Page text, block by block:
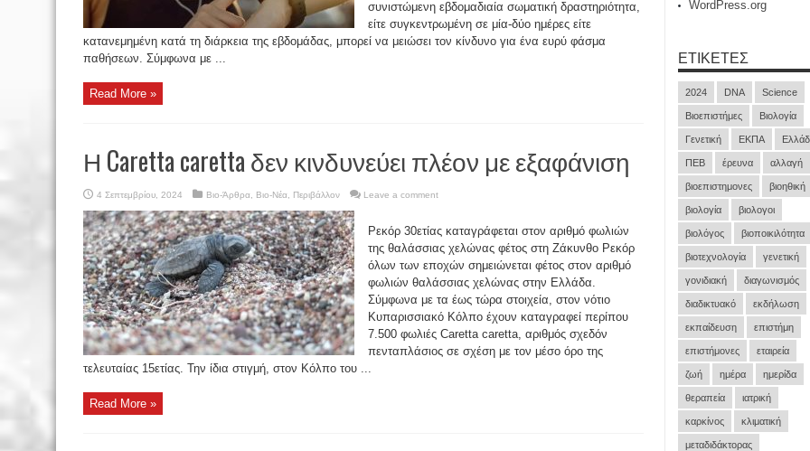
συνιστώμενη εβδομαδιαία σωματική δραστηριότητα,
είτε συγκεντρωμένη σε μία-δύο ημέρες είτε
κατανεμημένη κατά τη διάρκεια της εβδομάδας, μπορεί να μειώσει τον κίνδυνο για ένα ευρύ φάσμα
παθήσεων. Σύμφωνα με ...
Read More »
Η Caretta caretta δεν κινδυνεύει πλέον με εξαφάνιση
4 Σεπτεμβρίου, 2024 Βιο-Άρθρα Βιο-Νέα Περιβάλλον Leave a comment
Ρεκόρ 30ετίας καταγράφεται στον αριθμό φωλιών
της θαλάσσιας χελώνας φέτος στη Ζάκυνθο Ρεκόρ
όλων των εποχών σημειώνεται φέτος στον αριθμό
φωλιών θαλάσσιας χελώνας στην Ελλάδα.
Σύμφωνα με τα έως τώρα στοιχεία, στον νότιο
Κυπαρισσιακό Κόλπο έχουν καταγραφεί περίπου
7.500 φωλιές Caretta caretta, αριθμός σχεδόν
πενταπλάσιος σε σχέση με τον μέσο όρο της
τελευταίας 15ετίας. Την ίδια στιγμή, στον Κόλπο του ...
Read More »
WordPress.org
ΕΤΙΚΈΤΕΣ
2024 DNA Science
Βιοεπιστήμες Βιολογία
Γενετική ΕΚΠΑ
ΠΕΒ έρευνα αλλαγή
βιοεπιστημονες βιοηθική
βιολογία βιολογοι
βιολόγος βιοποικιλότητα
βιοτεχνολογία γενετική
γονιδιακή διαγωνισμός
διαδικτυακό εκδήλωση
εκπαίδευση επιστήμη
επιστήμονες εταιρεία
ζωή ημέρα ημερίδα
θεραπεία ιατρική
καρκίνος κλιματική
μεταδιδάκτορας